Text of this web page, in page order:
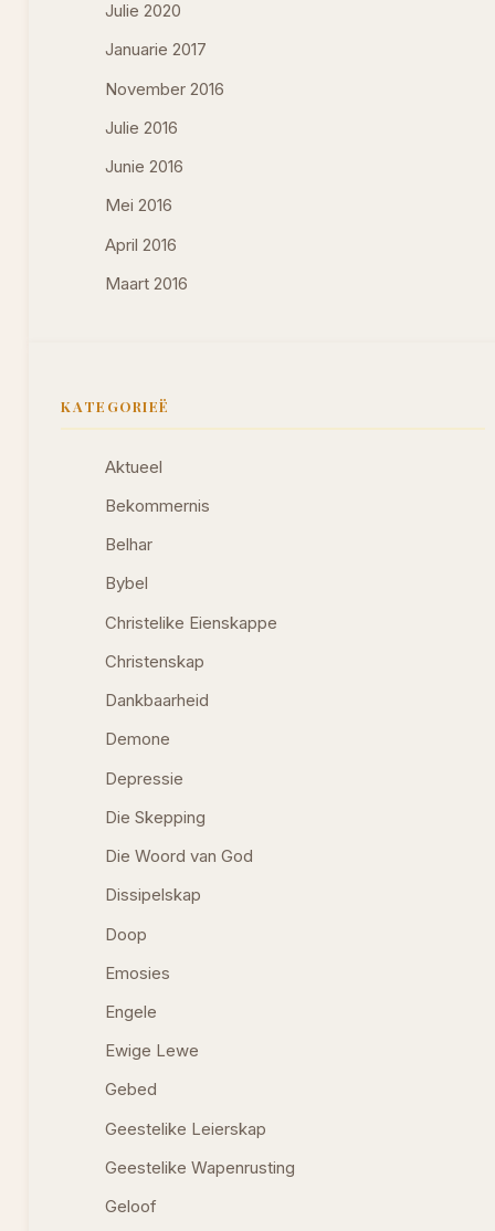
Julie 2020
Januarie 2017
November 2016
Julie 2016
Junie 2016
Mei 2016
April 2016
Maart 2016
KATEGORIEË
Aktueel
Bekommernis
Belhar
Bybel
Christelike Eienskappe
Christenskap
Dankbaarheid
Demone
Depressie
Die Skepping
Die Woord van God
Dissipelskap
Doop
Emosies
Engele
Ewige Lewe
Gebed
Geestelike Leierskap
Geestelike Wapenrusting
Geloof